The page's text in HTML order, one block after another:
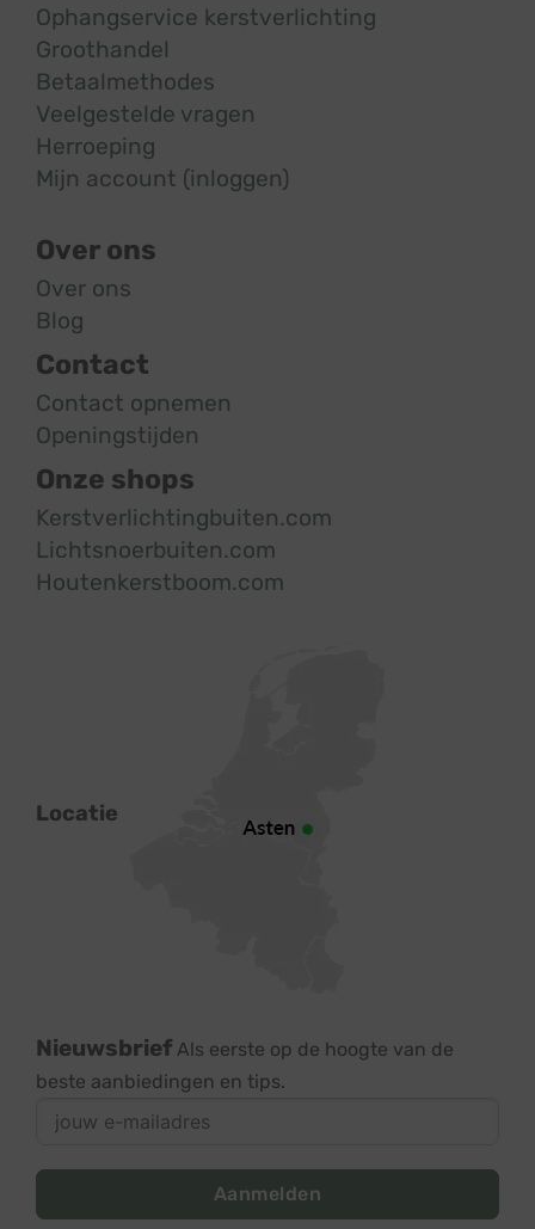
Ophangservice kerstverlichting
Groothandel
Betaalmethodes
Veelgestelde vragen
Herroeping
Mijn account (inloggen)
Over ons
Over ons
Blog
Contact
Contact opnemen
Openingstijden
Onze shops
Kerstverlichtingbuiten.com
Lichtsnoerbuiten.com
Houtenkerstboom.com
Locatie
Nieuwsbrief Als eerste op de hoogte van de
beste aanbiedingen en tips.
Aanmelden